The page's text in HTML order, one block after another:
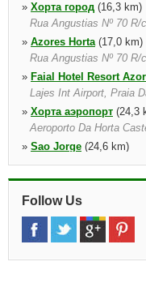
» Хорта город (16,3 km)
Rua Angustias Nº 70
» Azores Horta(17,0 km)
Rua Angustias Nº 70 R/
» Faial Hotel Resort
Lajes Int Airport, Praia
» Хорта аэропорт (24,3
Aeroporto Da Horta
» Sao Jorge (24,6 km)
Velas, Sao Jorge, 9800
»Vila Das Velas(24,6
Largo Dr. Joao Pereira
Follow Us